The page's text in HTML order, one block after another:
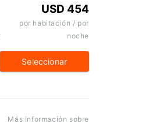
USD 454
por habitación / por
noche
Seleccionar
Más información sobre